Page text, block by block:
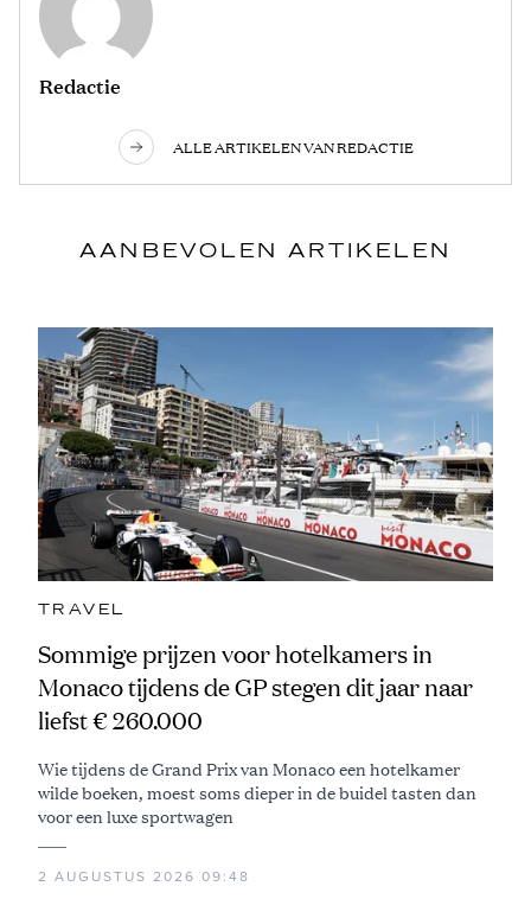
Redactie
ALLE ARTIKELEN VAN REDACTIE
AANBEVOLEN ARTIKELEN
TRAVEL
Sommige prijzen voor hotelkamers in
Monaco tijdens de GP stegen dit jaar naar
liefst € 260.000
Wie tijdens de Grand Prix van Monaco een hotelkamer
wilde boeken, moest soms dieper in de buidel tasten dan
voor een luxe sportwagen
2 AUGUSTUS 2026 09:48